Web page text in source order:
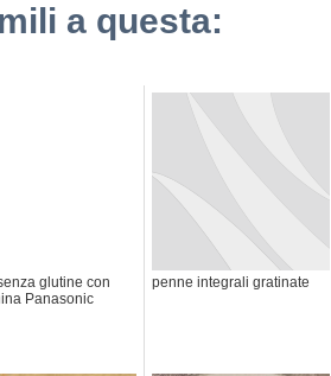
a questa:
glutine con
Panasonic
penne integrali gratinate